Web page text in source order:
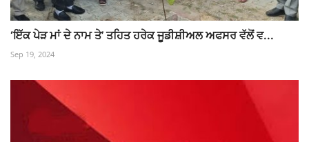
‘ਇੱਕ ਪੇੜ ਮਾਂ ਦੇ ਨਾਮ ਤੇ’ ਤਹਿਤ ਹਰੇਕ ਜੂਡੀਸ਼ੀਅਲ ਅਫਸਰ ਵੱਲੋਂ ਵ...
Sep 19, 2024